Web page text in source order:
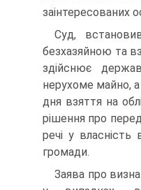
заінтересованих
Суд,
безхазяйною та
здійснює
нерухоме майно,
дня взяття на
рішення про
речі у власність
громади.
Заява про